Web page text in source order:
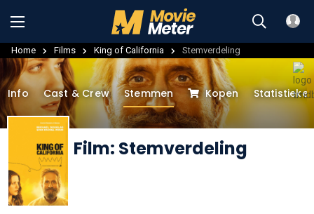
Home Films King of California Stemverdeling
Film: Stemverdeling
Info Cast & Crew Stemmen Kopen